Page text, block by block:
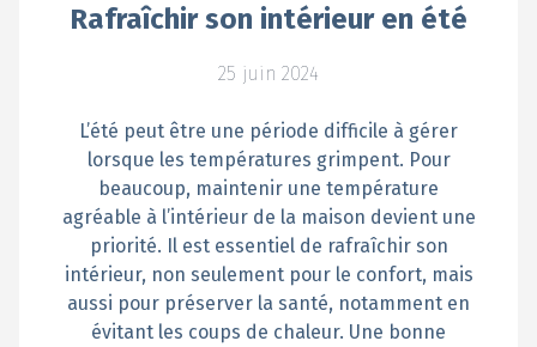
Rafraîchir son intérieur en été
25 juin 2024
L’été peut être une période difficile à gérer
lorsque les températures grimpent. Pour
beaucoup, maintenir une température
agréable à l’intérieur de la maison devient une
priorité. Il est essentiel de rafraîchir son
intérieur, non seulement pour le confort, mais
aussi pour préserver la santé, notamment en
évitant les coups de chaleur. Une bonne